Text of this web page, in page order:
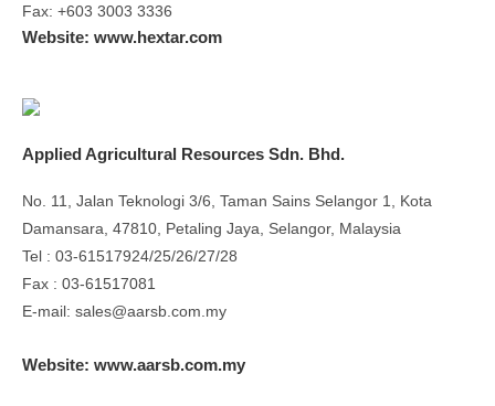
Fax: +603 3003 3336
Website: www.hextar.com
Applied Agricultural Resources Sdn. Bhd.
No. 11, Jalan Teknologi 3/6, Taman Sains Selangor 1, Kota
Damansara, 47810, Petaling Jaya, Selangor, Malaysia
Tel : 03-61517924/25/26/27/28
Fax : 03-61517081
E-mail: sales@aarsb.com.my
Website: www.aarsb.com.my